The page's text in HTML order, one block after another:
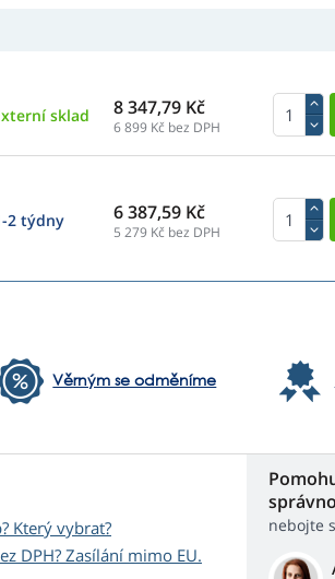
sklad 8 347,79 Kč
6 899 Kč bez DPH
2 týdny 6 387,59 Kč
5 279 Kč bez DPH
Věrným se odměníme
Který vybrat?
DPH? Zasílání mimo EU.
nebojte